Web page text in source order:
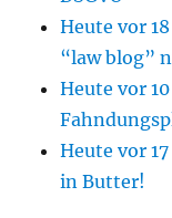
Heute vor
“law blog”
Heute vor
Heute vor
in Butter!